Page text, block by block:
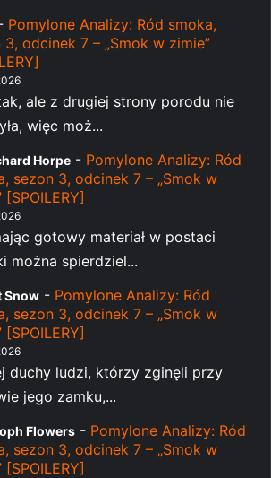
Pomylone Analizy: Ród smoka,
3, odcinek 7 – „Smok w zimie”
ale z drugiej strony porodu nie
więc moż...
Horpe - Pomylone Analizy: Ród
sezon 3, odcinek 7 – „Smok w
[SPOILERY]
gotowy materiał w postaci
można spierdziel...
Snow - Pomylone Analizy: Ród
sezon 3, odcinek 7 – „Smok w
[SPOILERY]
duchy ludzi, którzy zginęli przy
jego zamku,...
Flowers - Pomylone Analizy: Ród
sezon 3, odcinek 7 – „Smok w
[SPOILERY]